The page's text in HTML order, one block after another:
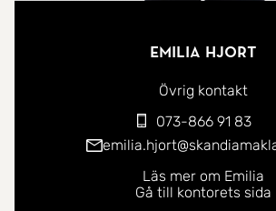
Emilia Hjort
Övrig kontakt
073-866 91 83
Läs mer om Emilia
Gå till kontorets sida